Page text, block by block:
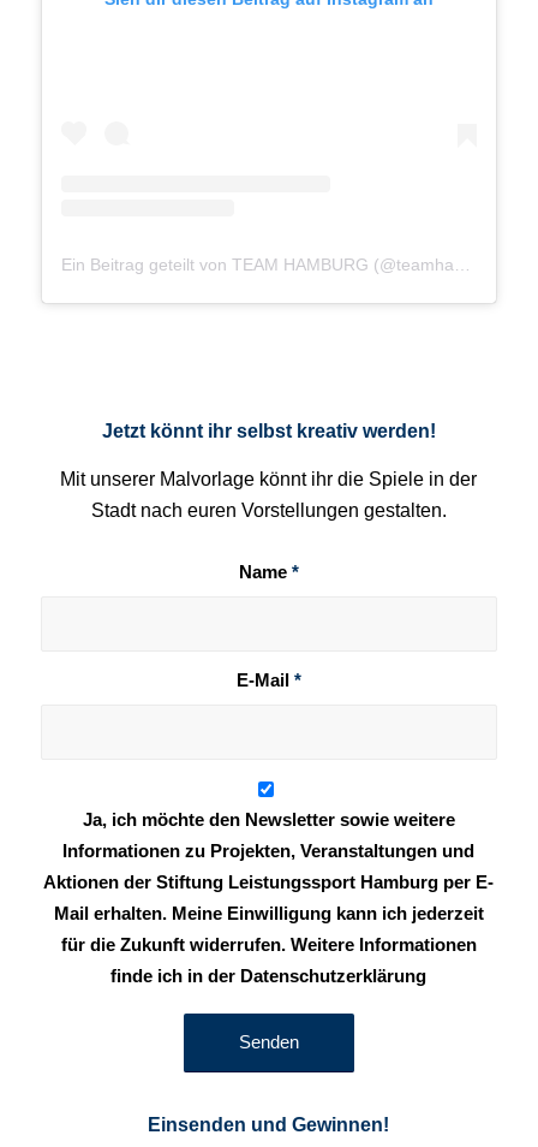
Jetzt könnt ihr selbst kreativ werden!
Mit unserer Malvorlage könnt ihr die Spiele in der
Stadt nach euren Vorstellungen gestalten.
Name *
E-Mail *
Ja, ich möchte den Newsletter sowie weitere
Informationen zu Projekten, Veranstaltungen und
Aktionen der Stiftung Leistungssport Hamburg per E-
Mail erhalten. Meine Einwilligung kann ich jederzeit
für die Zukunft widerrufen. Weitere Informationen
finde ich in der Datenschutzerklärung
Einsenden und Gewinnen!